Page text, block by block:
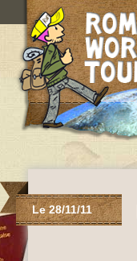
Le 28/11/11